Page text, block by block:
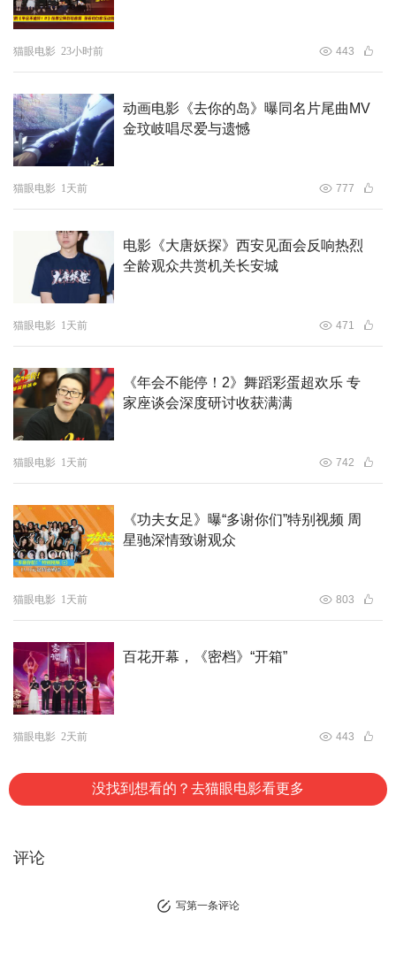
猫眼电影 23小时前 443
动画电影《去你的岛》曝同名片尾曲MV
金玟岐唱尽爱与遗憾
猫眼电影 1天前 777
电影《大唐妖探》西安见面会反响热烈
全龄观众共赏机关长安城
猫眼电影 1天前 471
《年会不能停！2》舞蹈彩蛋超欢乐 专
家座谈会深度研讨收获满满
猫眼电影 1天前 742
《功夫女足》曝“多谢你们”特别视频 周
星驰深情致谢观众
猫眼电影 1天前 803
百花开幕，《密档》“开箱”
猫眼电影 2天前 443
没找到想看的？去猫眼电影看更多
评论
写第一条评论